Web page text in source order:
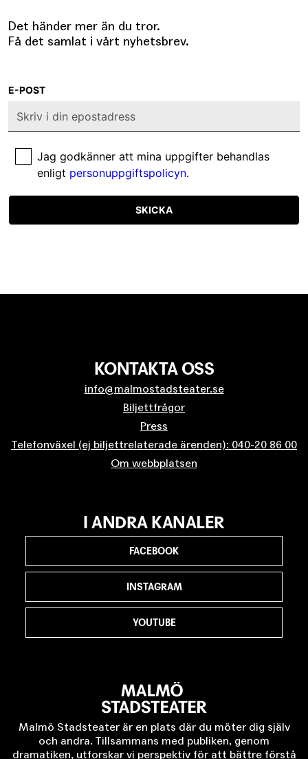
Det händer mer än du tror.
Få det samlat i vårt nyhetsbrev.
E-POST
Jag godkänner att mina uppgifter behandlas
enligt personuppgiftspolicyn.
SKICKA
KONTAKTA OSS
info@malmostadsteater.se
Biljettfrågor
Press
Telefonväxel (ej biljettrelaterade ärenden): 040-20 86 00
Om webbplatsen
Malmö Stadsteater är en plats där du möter dig själv
och andra. Tillsammans med publiken, genom
dramatiken, utforskar vi perspektiv för att bättre förstå
I ANDRA KANALER
FACEBOOK
INSTAGRAM
YOUTUBE